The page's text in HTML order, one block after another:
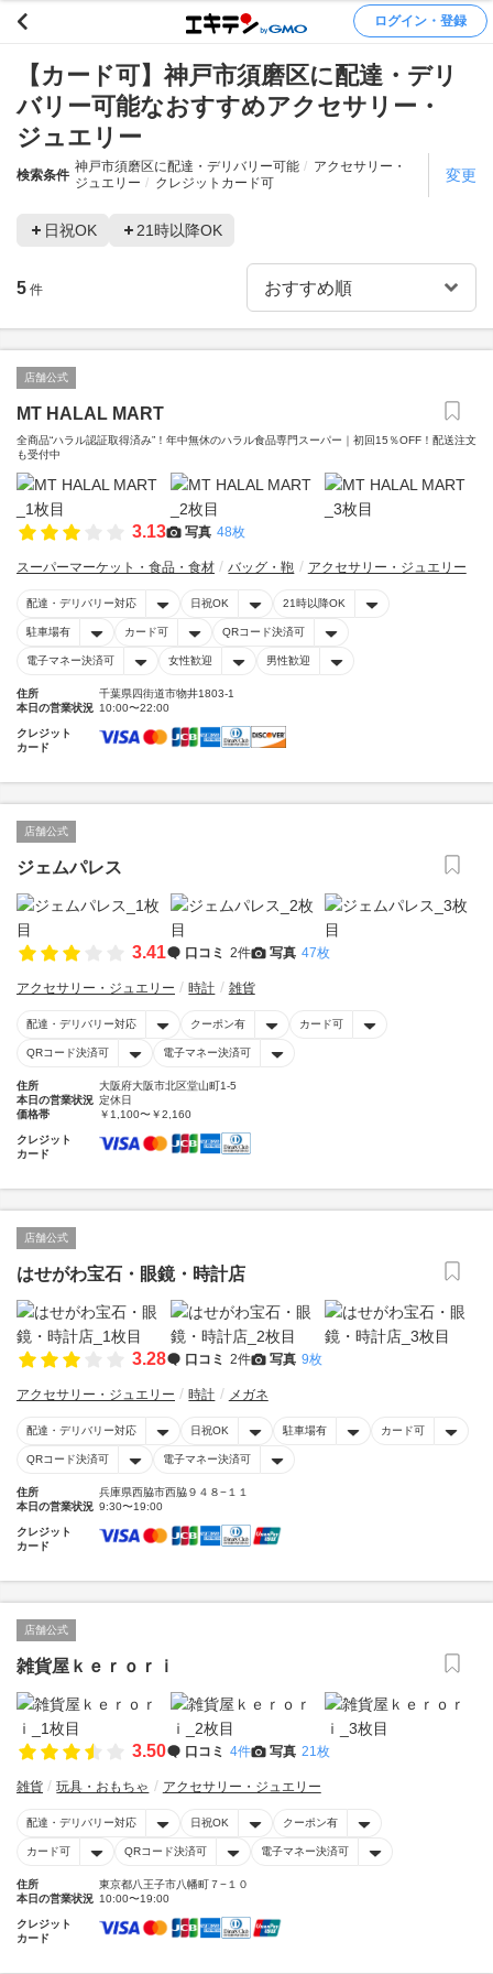
ログイン・登録
【カード可】神戸市須磨区に配達・デリ
バリー可能なおすすめアクセサリー・
ジュエリー
検索条件
神戸市須磨区に配達・デリバリー可能
アクセサリー・
ジュエリー
クレジットカード可 変更
日祝OK 21時以降OK
5 件
店舗公式
MT HALAL MART
全商品“ハラル認証取得済み”！年中無休のハラル食品専門スーパー｜初回15％OFF！配送注文
も受付中
3.13 写真 48枚
スーパーマーケット・食品・食材 バッグ・鞄 アクセサリー・ジュエリー
配達・デリバリー対応 日祝OK 21時以降OK
駐車場有 カード可 QRコード決済可
電子マネー決済可 女性歓迎 男性歓迎
住所
千葉県四街道市物井1803-1
本日の営業状況 10:00〜22:00
クレジット
カード
店舗公式
ジェムパレス
3.41 口コミ 2件 写真 47枚
アクセサリー・ジュエリー 時計 雑貨
配達・デリバリー対応 クーポン有 カード可
QRコード決済可 電子マネー決済可
住所
大阪府大阪市北区堂山町1-5
本日の営業状況 定休日
価格帯
￥1,100〜￥2,160
クレジット
カード
店舗公式
はせがわ宝石・眼鏡・時計店
3.28 口コミ 2件 写真 9枚
アクセサリー・ジュエリー 時計 メガネ
配達・デリバリー対応 日祝OK 駐車場有 カード可
QRコード決済可 電子マネー決済可
住所
兵庫県西脇市西脇９４８−１１
本日の営業状況 9:30〜19:00
クレジット
カード
店舗公式
雑貨屋ｋｅｒｏｒｉ
3.50 口コミ 4件 写真 21枚
雑貨 玩具・おもちゃ アクセサリー・ジュエリー
配達・デリバリー対応 日祝OK クーポン有
カード可 QRコード決済可 電子マネー決済可
住所
東京都八王子市八幡町７−１０
本日の営業状況 10:00〜19:00
クレジット
カード